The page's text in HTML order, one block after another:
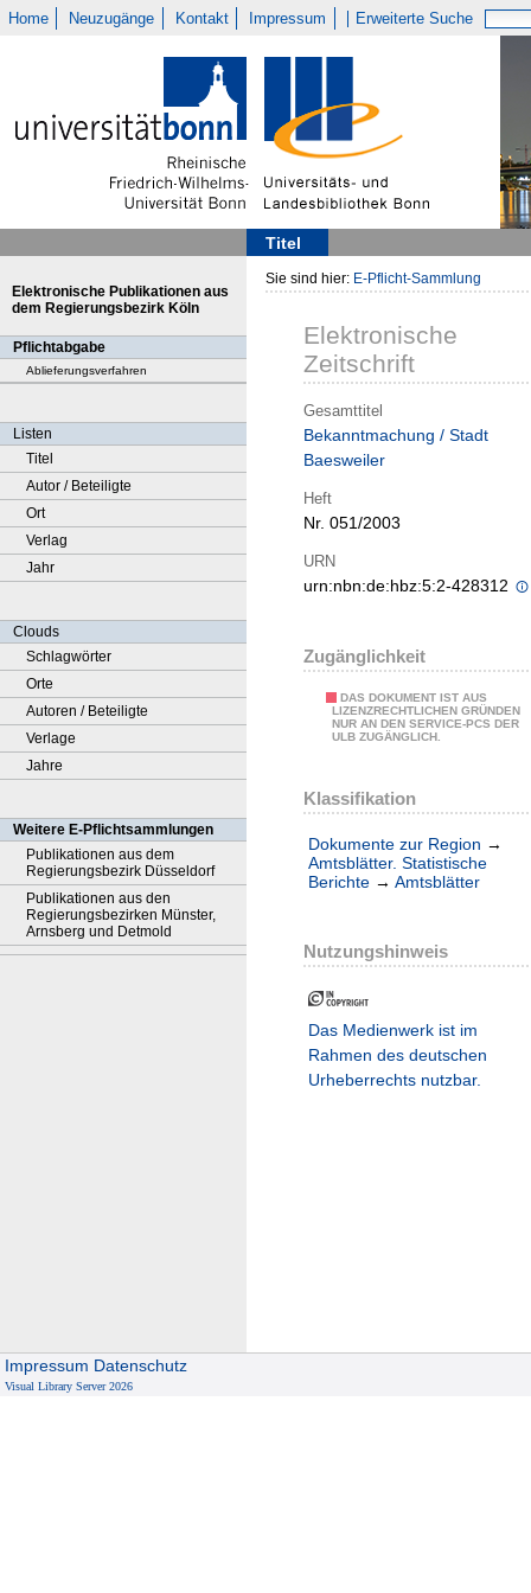
Home Neuzugänge Kontakt Impressum Erweiterte Suche
Titel
Elektronische Publikationen aus
dem Regierungsbezirk Köln
Pflichtabgabe
Ablieferungsverfahren
Listen
Titel
Autor / Beteiligte
Ort
Verlag
Jahr
Clouds
Schlagwörter
Orte
Autoren / Beteiligte
Verlage
Jahre
Weitere E-Pflichtsammlungen
Publikationen aus dem
Regierungsbezirk Düsseldorf
Publikationen aus den
Regierungsbezirken Münster,
Arnsberg und Detmold
Sie sind hier: E-Pflicht-Sammlung
Elektronische
Zeitschrift
Gesamttitel
Bekanntmachung / Stadt
Baesweiler
Heft
Nr. 051/2003
URN
urn:nbn:de:hbz:5:2-428312
Zugänglichkeit
DAS DOKUMENT IST AUS
LIZENZRECHTLICHEN GRÜNDEN
NUR AN DEN SERVICE-PCS DER
ULB ZUGÄNGLICH.
Klassifikation
Dokumente zur Region →
Amtsblätter. Statistische
Berichte → Amtsblätter
Nutzungshinweis
Das Medienwerk ist im
Rahmen des deutschen
Urheberrechts nutzbar.
Impressum Datenschutz
Visual Library Server 2026